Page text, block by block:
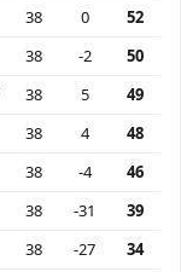
38 0
52
38 -2
50
38 5
49
38 4
48
38 -4
46
38 -31
39
38 -27
34